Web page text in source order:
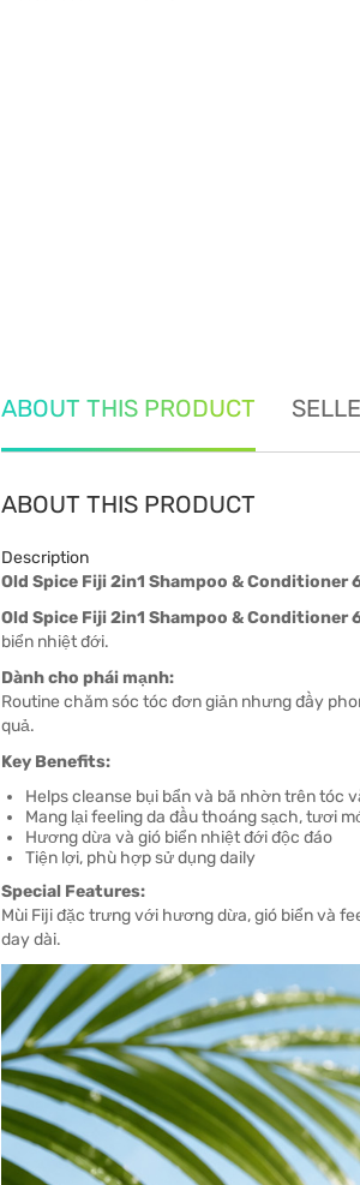
ABOUT THIS PRODUCT
ABOUT THIS PRODUCT
Description
Old Spice Fiji 2in1 Shampoo & Conditioner
Old Spice Fiji 2in1 Shampoo & Conditioner
biển nhiệt đới.
Dành cho phái mạnh:
Routine chăm sóc tóc đơn giản nhưng đầy
quả.
Key Benefits:
Helps cleanse bụi bẩn và bã nhờn trên tóc
Mang lại feeling da đầu thoáng sạch, tươi
Hương dừa và gió biển nhiệt đới độc đáo
Tiện lợi, phù hợp sử dụng daily
Special Features:
Mùi Fiji đặc trưng với hương dừa, gió biển và
day dài.